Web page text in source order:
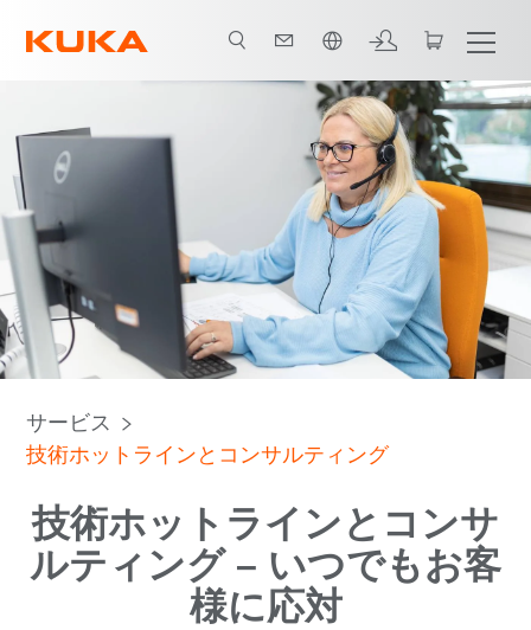
ットライン KUKAリモートサービス 技術コンサルティング
サービス
技術ホットラインとコンサルティング
技術ホットラインとコンサ
ルティング – いつでもお客
様に応対